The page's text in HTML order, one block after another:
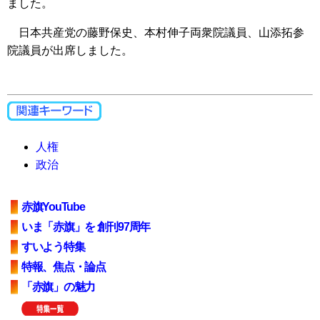
ました。
日本共産党の藤野保史、本村伸子両衆院議員、山添拓参
院議員が出席しました。
人権
政治
赤旗YouTube
いま「赤旗」を 創刊97周年
すいよう特集
特報、焦点・論点
「赤旗」の魅力